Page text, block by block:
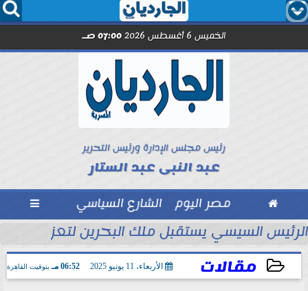
  
الخميس 6 أغسطس 2026 07:00 صـ
رئيس مجلس الإدارة ورئيس التحرير
عبد النبى عبد الستار
 مصر اليوم الشارع السياسي 
السكندري فى الأسبوع الأول
الرئيس السيسي يستقبل ملك البحرين لتعزيز
مقالات الأربعاء، 11 يونيو 2025 06:52 مـ بتوقيت القاهرة